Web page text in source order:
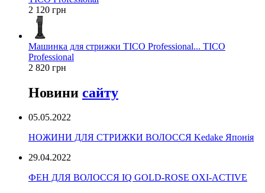
2 120 грн
Машинка для стрижки TICO Professional... TICO
Professional
2 820 грн
Новини сайту
05.05.2022
НОЖИНИ ДЛЯ СТРИЖКИ ВОЛОССЯ Kedake Японія
29.04.2022
ФЕН ДЛЯ ВОЛОССЯ IQ GOLD-ROSE OXI-ACTIVE